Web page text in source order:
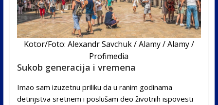
Kotor/Foto: Alexandr Savchuk / Alamy / Alamy /
Profimedia
Sukob generacija i vremena
Imao sam izuzetnu priliku da u ranim godinama
detinjstva sretnem i poslušam deo životnih ispovesti